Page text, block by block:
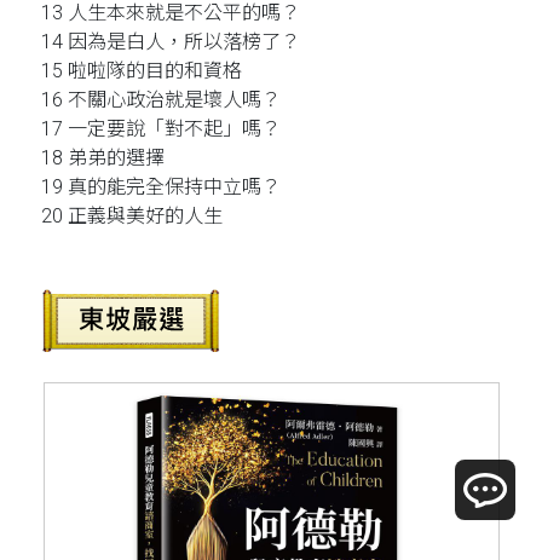
13 人生本來就是不公平的嗎？
14 因為是白人，所以落榜了？
15 啦啦隊的目的和資格
16 不關心政治就是壞人嗎？
17 一定要說「對不起」嗎？
18 弟弟的選擇
19 真的能完全保持中立嗎？
20 正義與美好的人生